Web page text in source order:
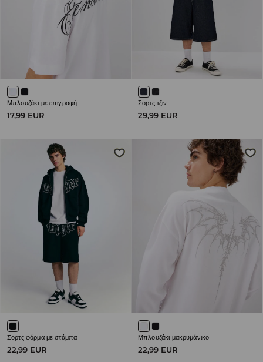
Μπλουζάκι με επιγραφή
17,99 EUR
Σορτς τζιν
29,99 EUR
Σορτς φόρμα με στάμπα
22,99 EUR
Μπλουζάκι μακρυμάνικο
22,99 EUR